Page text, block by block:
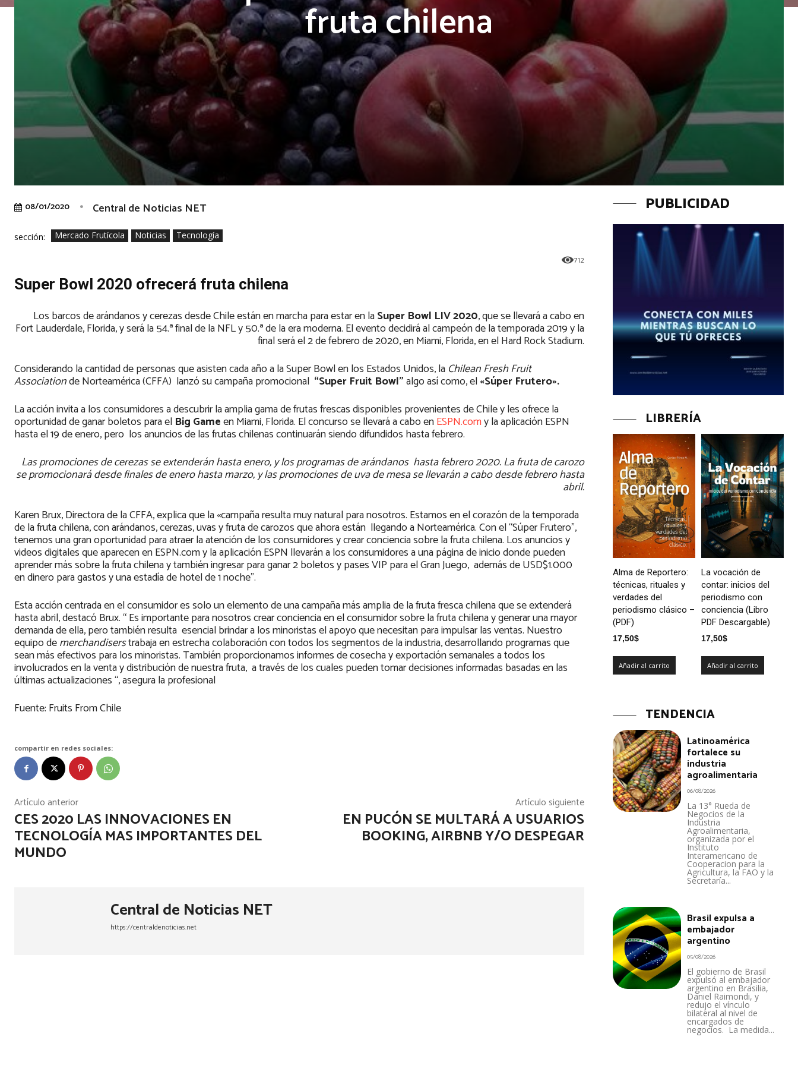
fruta chilena
08/01/2020 Central de Noticias NET
sección: Mercado Frutícola Noticias Tecnología
712
Super Bowl 2020 ofrecerá fruta chilena
Los barcos de arándanos y cerezas desde Chile están en marcha para estar en laSuper Bowl LIV 2020, que se llevará a cabo en
Fort Lauderdale, Florida, y será la 54.ª final de la NFL y 50.ª de la era moderna. El evento decidirá al campeón de la temporada 2019 y la
final será el 2 de febrero de 2020, en Miami, Florida, en el Hard Rock Stadium.
Considerando la cantidad de personas que asisten cada año a la Super Bowl en los Estados Unidos, la Chilean Fresh Fruit
Associationde Norteamérica (CFFA) lanzó su campaña promocional “Super Fruit Bowl”algo así como, el«Súper Frutero».
La acción invita a los consumidores a descubrir la amplia gama de frutas frescas disponibles provenientes de Chile y les ofrece la
oportunidad de ganar boletos para el Big Gameen Miami, Florida. El concurso se llevará a cabo enESPN.comy la aplicación ESPN
hasta el 19 de enero, pero los anuncios de las frutas chilenas continuarán siendo difundidos hasta febrero.
Las promociones de cerezas se extenderán hasta enero, y los programas de arándanos hasta febrero 2020. La fruta de carozo
se promocionará desde finales de enero hasta marzo, y las promociones de uva de mesa se llevarán a cabo desde febrero hasta
abril.
Karen Brux, Directora de la CFFA, explica que la «campaña resulta muy natural para nosotros. Estamos en el corazón de la temporada
de la fruta chilena, con arándanos, cerezas, uvas y fruta de carozos que ahora están llegando a Norteamérica. Con el “Súper Frutero”,
tenemos una gran oportunidad para atraer la atención de los consumidores y crear conciencia sobre la fruta chilena. Los anuncios y
videos digitales que aparecen en ESPN.com y la aplicación ESPN llevarán a los consumidores a una página de inicio donde pueden
aprender más sobre la fruta chilena y también ingresar para ganar 2 boletos y pases VIP para el Gran Juego, además de USD$1.000
en dinero para gastos y una estadía de hotel de 1 noche”.
Esta acción centrada en el consumidor es solo un elemento de una campaña más amplia de la fruta fresca chilena que se extenderá
hasta abril, destacó Brux. “ Es importante para nosotros crear conciencia en el consumidor sobre la fruta chilena y generar una mayor
demanda de ella, pero también resulta esencial brindar a los minoristas el apoyo que necesitan para impulsar las ventas. Nuestro
equipo demerchandiserstrabaja en estrecha colaboración con todos los segmentos de la industria, desarrollando programas que
sean más efectivos para los minoristas. También proporcionamos informes de cosecha y exportación semanales a todos los
involucrados en la venta y distribución de nuestra fruta, a través de los cuales pueden tomar decisiones informadas basadas en las
últimas actualizaciones “, asegura la profesional
Fuente: Fruits From Chile
compartir en redes sociales:
Artículo anterior
CES 2020 LAS INNOVACIONES EN
TECNOLOGÍA MAS IMPORTANTES DEL
MUNDO
Artículo siguiente
EN PUCÓN SE MULTARÁ A USUARIOS
BOOKING, AIRBNB Y/O DESPEGAR
Central de Noticias NET
https://centraldenoticias.net
PUBLICIDAD
LIBRERÍA
Alma de Reportero:
técnicas, rituales y
verdades del
periodismo clásico –
(PDF)
17,50$
Añadir al carrito
La vocación de
contar: inicios del
periodismo con
conciencia (Libro
PDF Descargable)
17,50$
Añadir al carrito
TENDENCIA
Latinoamérica
fortalece su
industria
agroalimentaria
06/08/2026
La 13° Rueda de
Negocios de la
Industria
Agroalimentaria,
organizada por el
Instituto
Interamericano de
Cooperacion para la
Agricultura, la FAO y la
Secretaría...
Brasil expulsa a
embajador
argentino
05/08/2026
El gobierno de Brasil
expulsó al embajador
argentino en Brasilia,
Daniel Raimondi, y
redujo el vínculo
bilateral al nivel de
encargados de
negocios. La medida...